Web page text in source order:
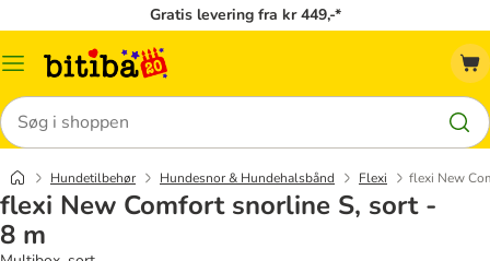
Gratis levering fra kr 449,-*
Menu
Søg
Hundetilbehør Hundesnor & Hundehalsbånd Flexi flexi New
flexi New Comfort snorline S, sort -
8 m